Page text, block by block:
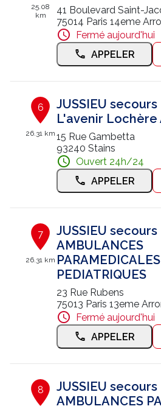
25.08
km
41 Boulevard Saint-
75014 Paris 14eme
Fermé aujourd'hui
APPELER
6
26.31 km
JUSSIEU secours
L'avenir Lochère
15 Rue Gambetta
93240 Stains
Ouvert 24h/24
APPELER
7
26.31 km
JUSSIEU secours
AMBULANCES
PEDIATRIQUES
23 Rue Rubens
75013 Paris 13eme
Fermé aujourd'hui
APPELER
8
JUSSIEU secours
AMBULANCES